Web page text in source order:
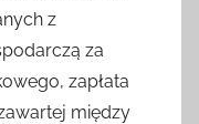
z
za
zapłata
między